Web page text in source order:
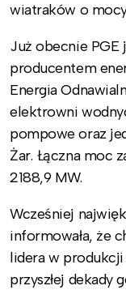
wiatraków o
Już obecnie PGE
producentem
Energia
elektrowni
pompowe oraz
Żar. Łączna moc
2188,9 MW.
Wcześniej
informowała, że
lidera w
przyszłej dekady